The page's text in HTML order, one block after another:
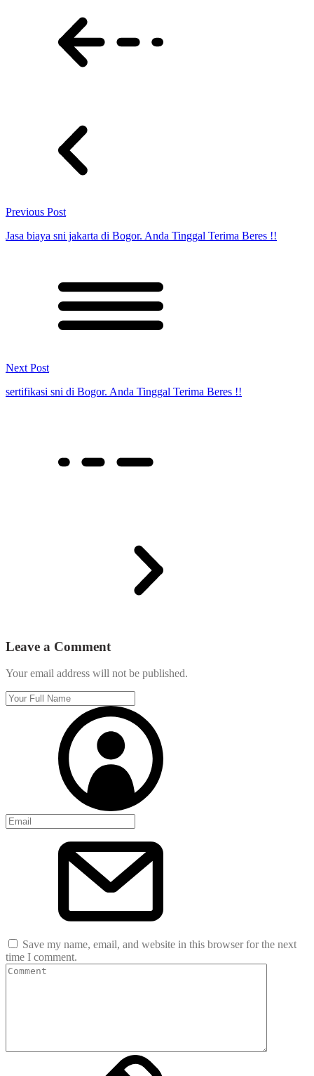
Previous Post
Jasa biaya sni jakarta di Bogor. Anda Tinggal Terima Beres !!
Next Post
sertifikasi sni di Bogor. Anda Tinggal Terima Beres !!
Leave a Comment
Your email address will not be published.
Save my name, email, and website in this browser for the next
time I comment.